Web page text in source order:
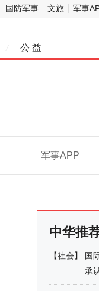
国防军事 文旅 军事
公 益
军事APP
中华推
【社会】
国
承